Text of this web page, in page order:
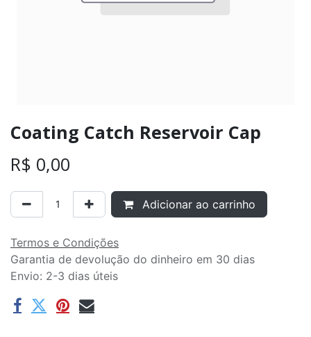
Coating Catch Reservoir Cap
R$ 0,00
Adicionar ao carrinho
Termos e Condições
Garantia de devolução do dinheiro em 30 dias
Envio: 2-3 dias úteis